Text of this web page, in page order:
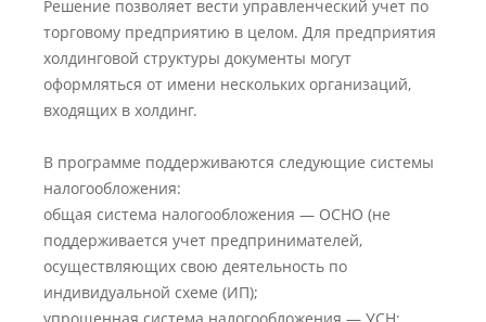
Решение позволяет вести управленческий учет по
торговому предприятию в целом. Для предприятия
холдинговой структуры документы могут
оформляться от имени нескольких организаций,
входящих в холдинг.
В программе поддерживаются следующие системы
налогообложения:
общая система налогообложения — ОСНО (не
поддерживается учет предпринимателей,
осуществляющих свою деятельность по
индивидуальной схеме (ИП);